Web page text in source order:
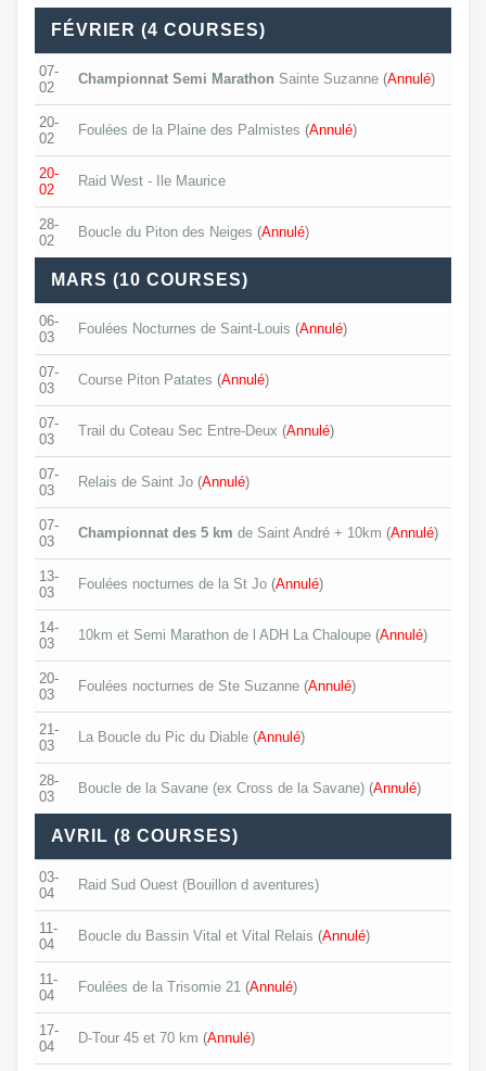
FÉVRIER (4 COURSES)
07-
02
Championnat Semi Marathon Sainte Suzanne (Annulé)
20-
02
Foulées de la Plaine des Palmistes (Annulé)
20-
02
Raid West - Ile Maurice
28-
02
Boucle du Piton des Neiges (Annulé)
MARS (10 COURSES)
06-
03
Foulées Nocturnes de Saint-Louis (Annulé)
07-
03
Course Piton Patates (Annulé)
07-
03
Trail du Coteau Sec Entre-Deux (Annulé)
07-
03
Relais de Saint Jo (Annulé)
07-
03
Championnat des 5 km de Saint André + 10km (Annulé)
13-
03
Foulées nocturnes de la St Jo (Annulé)
14-
03
10km et Semi Marathon de l ADH La Chaloupe (Annulé)
20-
03
Foulées nocturnes de Ste Suzanne (Annulé)
21-
03
La Boucle du Pic du Diable (Annulé)
28-
03
Boucle de la Savane (ex Cross de la Savane) (Annulé)
AVRIL (8 COURSES)
03-
04
Raid Sud Ouest (Bouillon d aventures)
11-
04
Boucle du Bassin Vital et Vital Relais (Annulé)
11-
04
Foulées de la Trisomie 21 (Annulé)
17-
04
D-Tour 45 et 70 km (Annulé)